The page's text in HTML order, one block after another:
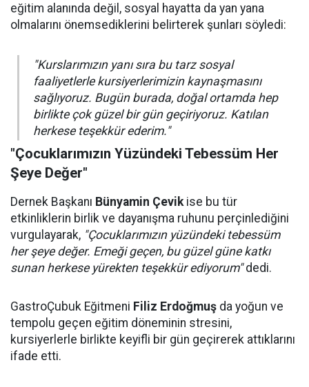
eğitim alanında değil, sosyal hayatta da yan yana
olmalarını önemsediklerini belirterek şunları söyledi:
"Kurslarımızın yanı sıra bu tarz sosyal
faaliyetlerle kursiyerlerimizin kaynaşmasını
sağlıyoruz. Bugün burada, doğal ortamda hep
birlikte çok güzel bir gün geçiriyoruz. Katılan
herkese teşekkür ederim."
"Çocuklarımızın Yüzündeki Tebessüm Her
Şeye Değer"
Dernek Başkanı Bünyamin Çevikise bu tür
etkinliklerin birlik ve dayanışma ruhunu perçinlediğini
vurgulayarak, "Çocuklarımızın yüzündeki tebessüm
her şeye değer. Emeği geçen, bu güzel güne katkı
sunan herkese yürekten teşekkür ediyorum"dedi.
GastroÇubuk Eğitmeni Filiz Erdoğmuş da yoğun ve
tempolu geçen eğitim döneminin stresini,
kursiyerlerle birlikte keyifli bir gün geçirerek attıklarını
ifade etti.